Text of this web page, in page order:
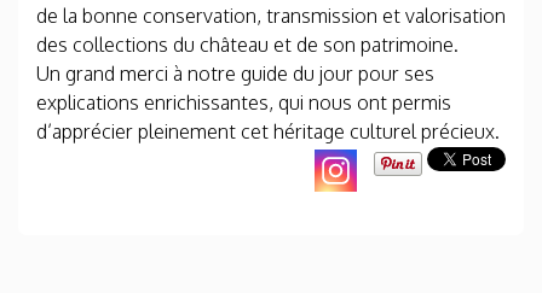
de la bonne conservation, transmission et valorisation
des collections du château et de son patrimoine.
Un grand merci à notre guide du jour pour ses
explications enrichissantes, qui nous ont permis
d’apprécier pleinement cet héritage culturel précieux.